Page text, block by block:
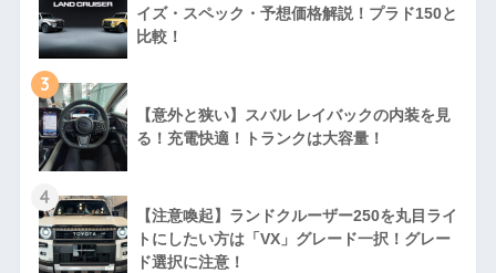
イズ・スペック・予想価格解説！プラド150と
比較！
3
【意外と狭い】スバル レイバックの内装を見
る！充電快適！トランクは大容量！
4
【注意喚起】ランドクルーザー250を丸目ライ
トにしたい方は「VX」グレード一択！グレー
ド選択に注意！